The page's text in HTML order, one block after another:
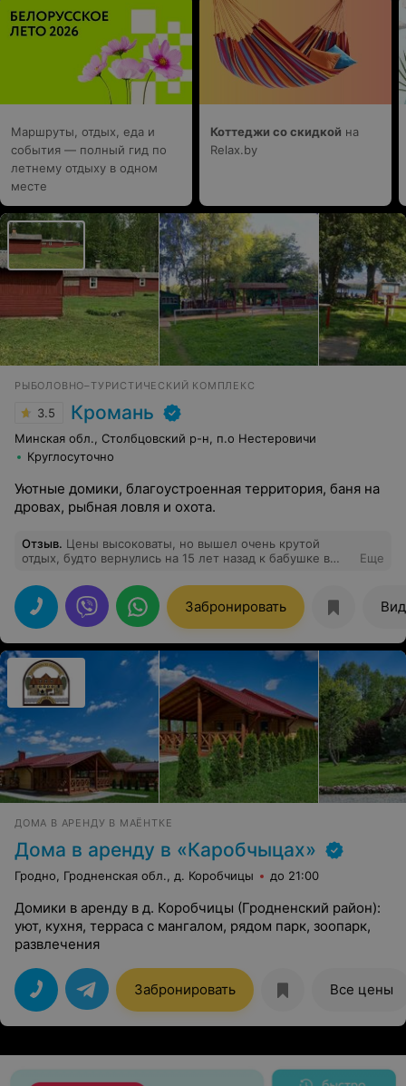
Маршруты, отдых, еда и
события — полный гид по
летнему отдыху в одном
месте
Коттеджи со скидкой на
Relax.by
РЫБОЛОВНО–ТУРИСТИЧЕСКИЙ КОМПЛЕКС
3.5 Кромань
Минская обл., Столбцовский р-н, п.о Нестеровичи
Круглосуточно
Уютные домики, благоустроенная территория, баня на
дровах, рыбная ловля и охота.
Отзыв. Цены высоковаты, но вышел очень крутой
отдых, будто вернулись на 15 лет назад к бабушке в
плитка, печь, туалет (био), умывальник, зеркало, 2
дивана, 4 подушки и два больших одеяла. На улице
мангал, столик со скамейками, выведен свет на улицу.
Дрова есть в доме. Потрясающе чистая вода в озере,
хороший вход, беседки. Есть баня, аренда по 1.5 часа
(душ с теплой водой в бане). Можно взять в аренду
лодку. В общем, нам понравилось, можно отдохнуть
без всякого пафоса, воссоединится с природой так
сказать)
Еще
Забронировать
ДОМА В АРЕНДУ В МАЁНТКЕ
Дома в аренду в «Каробчыцах»
Гродно, Гродненская обл., д. Коробчицы до 21:00
Домики в аренду в д. Коробчицы (Гродненский район):
уют, кухня, терраса с мангалом, рядом парк, зоопарк,
развлечения
Забронировать Все цены